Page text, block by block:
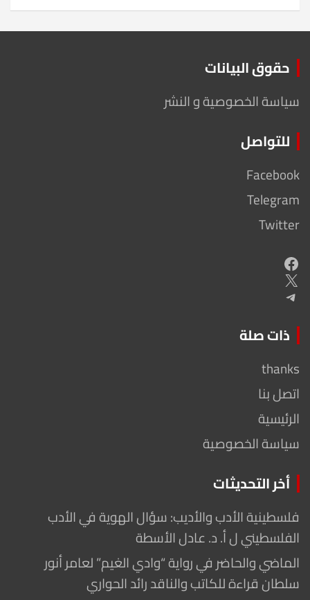
حقوق البيانات
سياسة الخصوصية و النشر
للتواصل
Facebook
Telegram
Twitter
Facebook
X
Telegram
ذات صلة
thanks
اتصل بنا
الرئيسية
سياسة الخصوصية
أخر التحديثات
فلسطينية الأدب والأديب: سؤال الهوية في الأدب
الفلسطيني ل أ. د. عادل الأسطة
الماضي والحاضر في رواية “وادي الغيم” لعامر أنور
سلطان قراءة للكاتب والناقد رائد الحواري